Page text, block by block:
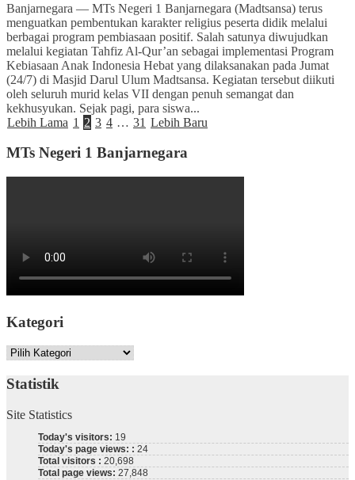
Banjarnegara — MTs Negeri 1 Banjarnegara (Madtsansa) terus
menguatkan pembentukan karakter religius peserta didik melalui
berbagai program pembiasaan positif. Salah satunya diwujudkan
melalui kegiatan Tahfiz Al-Qur’an sebagai implementasi Program
Kebiasaan Anak Indonesia Hebat yang dilaksanakan pada Jumat
(24/7) di Masjid Darul Ulum Madtsansa. Kegiatan tersebut diikuti
oleh seluruh murid kelas VII dengan penuh semangat dan
kekhusyukan. Sejak pagi, para siswa...
Lebih Lama 1 2 3 4 … 31 Lebih Baru
MTs Negeri 1 Banjarnegara
Kategori
Kategori
Statistik
Site Statistics
Today's visitors: 19
Today's page views: : 24
Total visitors : 20,698
Total page views: 27,848